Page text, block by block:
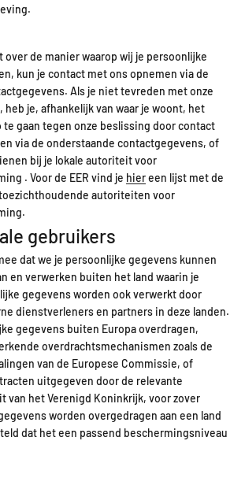
over de manier waarop wij je persoonlijke
kun je contact met ons opnemen via de
Als je niet tevreden met onze
heb je, afhankelijk van waar je woont, het
gaan tegen onze beslissing door contact
via de onderstaande contactgegevens, of
bij je lokale autoriteit voor
. Voor de EER vind je hiereen lijst met de
autoriteiten voor
gebruikers
dat we je persoonlijke gegevens kunnen
en verwerken buiten het land waarin je
gegevens worden ook verwerkt door
dienstverleners en partners in deze landen.
gegevens buiten Europa overdragen,
overdrachtsmechanismen zoals de
van de Europese Commissie, of
uitgegeven door de relevante
van het Verenigd Koninkrijk, voor zover
worden overgedragen aan een land
dat het een passend beschermingsniveau